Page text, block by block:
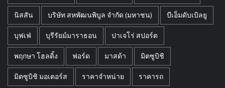
นิสสัน บริษัท สหพัฒนพิบูล จำกัด (มหาชน) บีเอ็มดับเบิลยู
บุฟเฟ่ บุรีรัยม์มาราธอน ปาเจโร่ สปอร์ต
พฤกษา โฮลดิ้ง ฟอร์ด มาสด้า มิตซูบิชิ
มิตซูบิชิ มอเตอร์ส ราคาจำหน่าย ราคารถ